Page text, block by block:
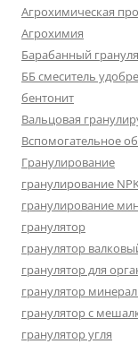
Агрохимическая
Агрохимия
Барабанный
ББ смеситель
бентонит
Вальцовая
Вспомогательное
Гранулирование
гранулирование
гранулирование
гранулятор
гранулятор
гранулятор для
гранулятор
гранулятор с
гранулятор угля